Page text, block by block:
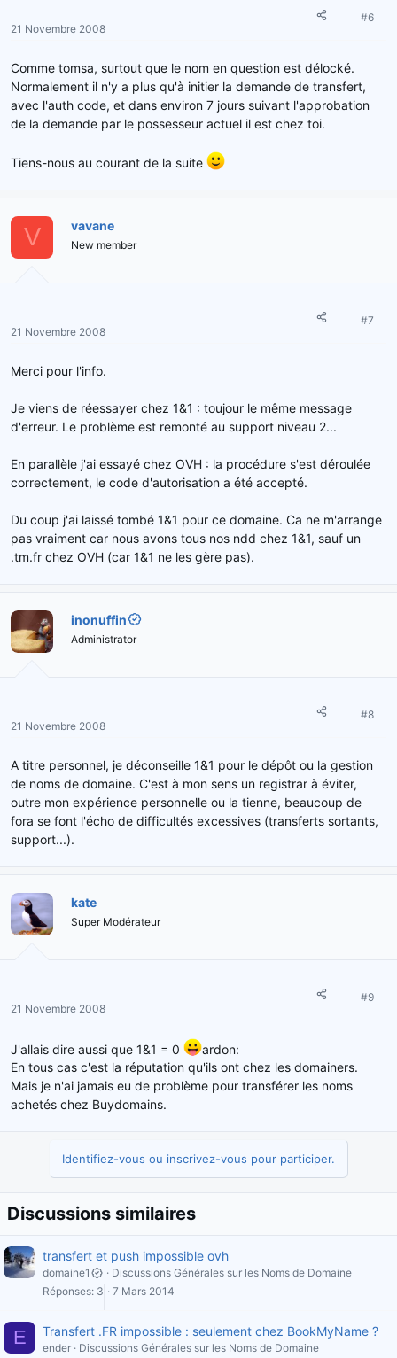
21 Novembre 2008
#6
Comme tomsa, surtout que le nom en question est délocké.
Normalement il n'y a plus qu'à initier la demande de transfert,
avec l'auth code, et dans environ 7 jours suivant l'approbation
de la demande par le possesseur actuel il est chez toi.
Tiens-nous au courant de la suite
V vavane
New member
21 Novembre 2008
#7
Merci pour l'info.
Je viens de réessayer chez 1&1 : toujour le même message
d'erreur. Le problème est remonté au support niveau 2...
En parallèle j'ai essayé chez OVH : la procédure s'est déroulée
correctement, le code d'autorisation a été accepté.
Du coup j'ai laissé tombé 1&1 pour ce domaine. Ca ne m'arrange
pas vraiment car nous avons tous nos ndd chez 1&1, sauf un
.tm.fr chez OVH (car 1&1 ne les gère pas).
inonuffin
Administrator
21 Novembre 2008
#8
A titre personnel, je déconseille 1&1 pour le dépôt ou la gestion
de noms de domaine. C'est à mon sens un registrar à éviter,
outre mon expérience personnelle ou la tienne, beaucoup de
fora se font l'écho de difficultés excessives (transferts sortants,
support...).
kate
Super Modérateur
21 Novembre 2008
#9
J'allais dire aussi que 1&1 = 0
ardon:
En tous cas c'est la réputation qu'ils ont chez les domainers.
Mais je n'ai jamais eu de problème pour transférer les noms
achetés chez Buydomains.
Identifiez-vous ou inscrivez-vous pour participer.
Discussions similaires
transfert et push impossible ovh
domaine1
Discussions Générales sur les Noms de Domaine
Réponses 3 7 Mars 2014
E Transfert .FR impossible : seulement chez BookMyName ?
ender
Discussions Générales sur les Noms de Domaine